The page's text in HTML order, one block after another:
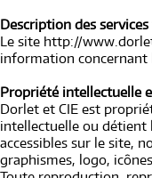
Description des
Le site http://
information concernant
Propriété intellectuelle
Dorlet et CIE est
intellectuelle ou détient
accessibles sur le site,
graphismes, logo,